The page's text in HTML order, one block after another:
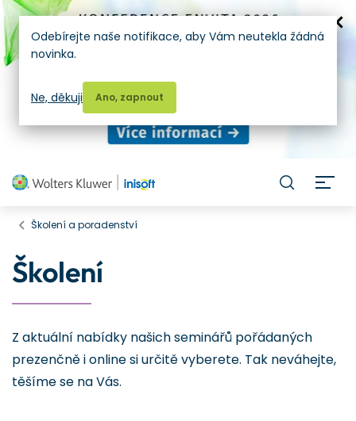
Školení a poradenství
Školení
Z aktuální nabídky našich seminářů pořádaných
prezenčně i online si určitě vyberete. Tak neváhejte,
těšíme se na Vás.
Odebírejte naše notifikace, aby Vám neutekla žádná
novinka.
Ano, zapnout
Ne, děkuji